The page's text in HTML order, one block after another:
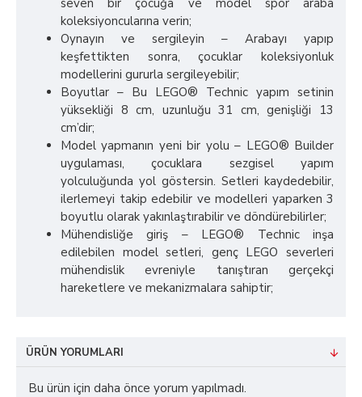
seven bir çocuğa ve model spor araba
koleksiyoncularına verin;
Oynayın ve sergileyin – Arabayı yapıp
keşfettikten sonra, çocuklar koleksiyonluk
modellerini gururla sergileyebilir;
Boyutlar – Bu LEGO® Technic yapım setinin
yüksekliği 8 cm, uzunluğu 31 cm, genişliği 13
cm’dir;
Model yapmanın yeni bir yolu – LEGO® Builder
uygulaması, çocuklara sezgisel yapım
yolculuğunda yol göstersin. Setleri kaydedebilir,
ilerlemeyi takip edebilir ve modelleri yaparken 3
boyutlu olarak yakınlaştırabilir ve döndürebilirler;
Mühendisliğe giriş – LEGO® Technic inşa
edilebilen model setleri, genç LEGO severleri
mühendislik evreniyle tanıştıran gerçekçi
hareketlere ve mekanizmalara sahiptir;
ÜRÜN YORUMLARI
Bu ürün için daha önce yorum yapılmadı.